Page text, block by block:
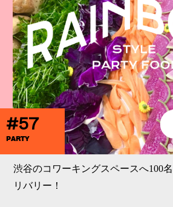
#57
PARTY
渋谷のコワーキングスペースへ100
リバリー！